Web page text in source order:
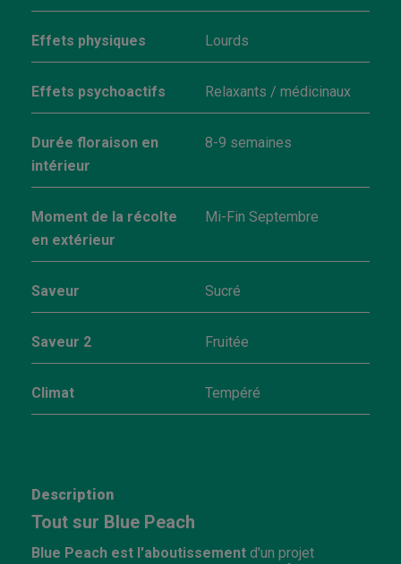
Effets physiques Lourds
Effets psychoactifs Relaxants / médicinaux
Durée floraison en
intérieur
8-9 semaines
Moment de la récolte
en extérieur
Mi-Fin Septembre
Saveur Sucré
Saveur 2 Fruitée
Climat Tempéré
Description
Tout sur Blue Peach
Blue Peach est l'aboutissement d'un projet